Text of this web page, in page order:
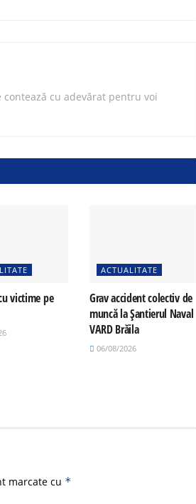
cu adevărat pentru voi
victime pe
ACTUALITATE
Grav accident colectiv de
muncă la Șantierul Naval
VARD Brăila
06/08/2026
marcate cu *